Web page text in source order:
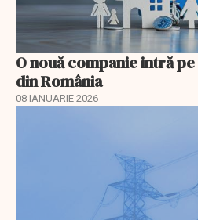
O nouă companie intră
din România
08 IANUARIE 2026